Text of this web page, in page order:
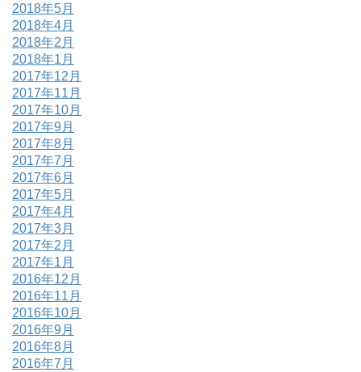
2018年5月
2018年4月
2018年2月
2018年1月
2017年12月
2017年11月
2017年10月
2017年9月
2017年8月
2017年7月
2017年6月
2017年5月
2017年4月
2017年3月
2017年2月
2017年1月
2016年12月
2016年11月
2016年10月
2016年9月
2016年8月
2016年7月